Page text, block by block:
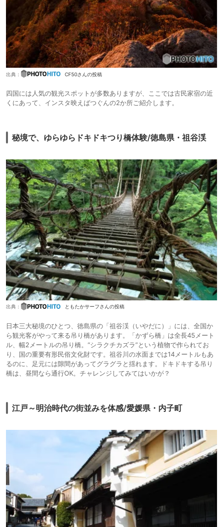
出典： CF50さんの投稿
四国には人気の観光スポットが多数ありますが、ここでは古民家宿の近
くにあって、インスタ映えばつぐんの2か所ご紹介します。
秘境で、ゆらゆらドキドキつり橋体験/徳島県・祖谷渓
出典： ともたかサーフさんの投稿
日本三大秘境のひとつ、徳島県の「祖谷渓（いやだに）」には、全国か
ら観光客がやって来る吊り橋があります。「かずら橋」は全長45メート
ル、幅2メートルの吊り橋。“シラクチカズラ”という植物で作られてお
り、国の重要有形民俗文化財です。祖谷川の水面までは14メートルもあ
るのに、足元には隙間があってグラグラと揺れます。ドキドキする吊り
橋は、昼間なら通行OK。チャレンジしてみてはいかが？
江戸～明治時代の街並みを体感/愛媛県・内子町